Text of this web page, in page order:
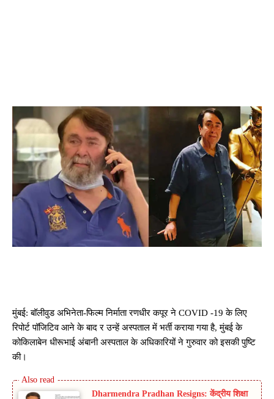
मुंबई: बॉलीवुड अभिनेता-फिल्म निर्माता रणधीर कपूर ने COVID ​​-19 के लिए
रिपोर्ट पॉजिटिव आने के बाद र उन्हें अस्पताल में भर्ती कराया गया है, मुंबई के
कोकिलाबेन धीरूभाई अंबानी अस्पताल के अधिकारियों ने गुरुवार को इसकी पुष्टि
की।
Dharmendra Pradhan Resigns: केंद्रीय शिक्षा